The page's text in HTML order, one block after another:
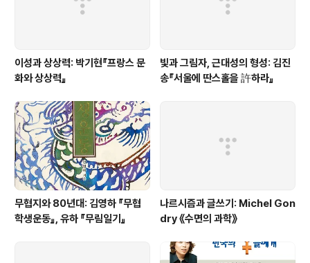
이성과 상상력: 박기현『프랑스 문
화와 상상력』
빛과 그림자, 근대성의 형성: 김진
송『서울에 딴스홀을 許하라』
무협지와 80년대: 김영하 『무협
학생운동』, 유하 『무림일기』
나르시즘과 글쓰기: Michel Gon
dry 《수면의 과학》